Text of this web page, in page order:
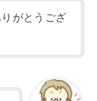
がとうござ